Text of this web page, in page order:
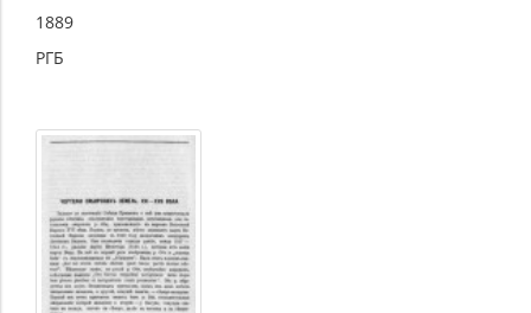
1889
РГБ